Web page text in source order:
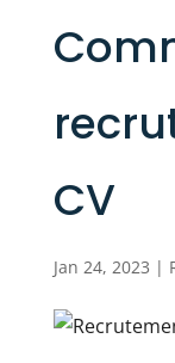
CV
Jan 24, 2023 |